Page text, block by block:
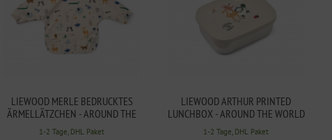
LIEWOOD MERLE BEDRUCKTES
ÄRMELLÄTZCHEN - AROUND THE
WORLD SANDY
1-2 Tage, DHL Paket
LIEWOOD ARTHUR PRINTED
LUNCHBOX - AROUND THE WORLD
SANDY
1-2 Tage, DHL Paket